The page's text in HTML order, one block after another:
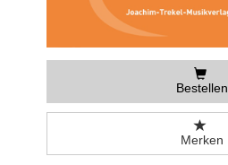
Bestellen
Merken